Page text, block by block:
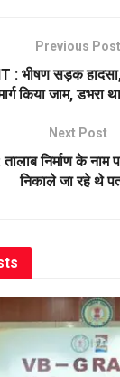
Previous Post
: भीषण सड़क हादसा,
किया जाम, डभरा
Next Post
निर्माण के
निकाले जा रहे थे